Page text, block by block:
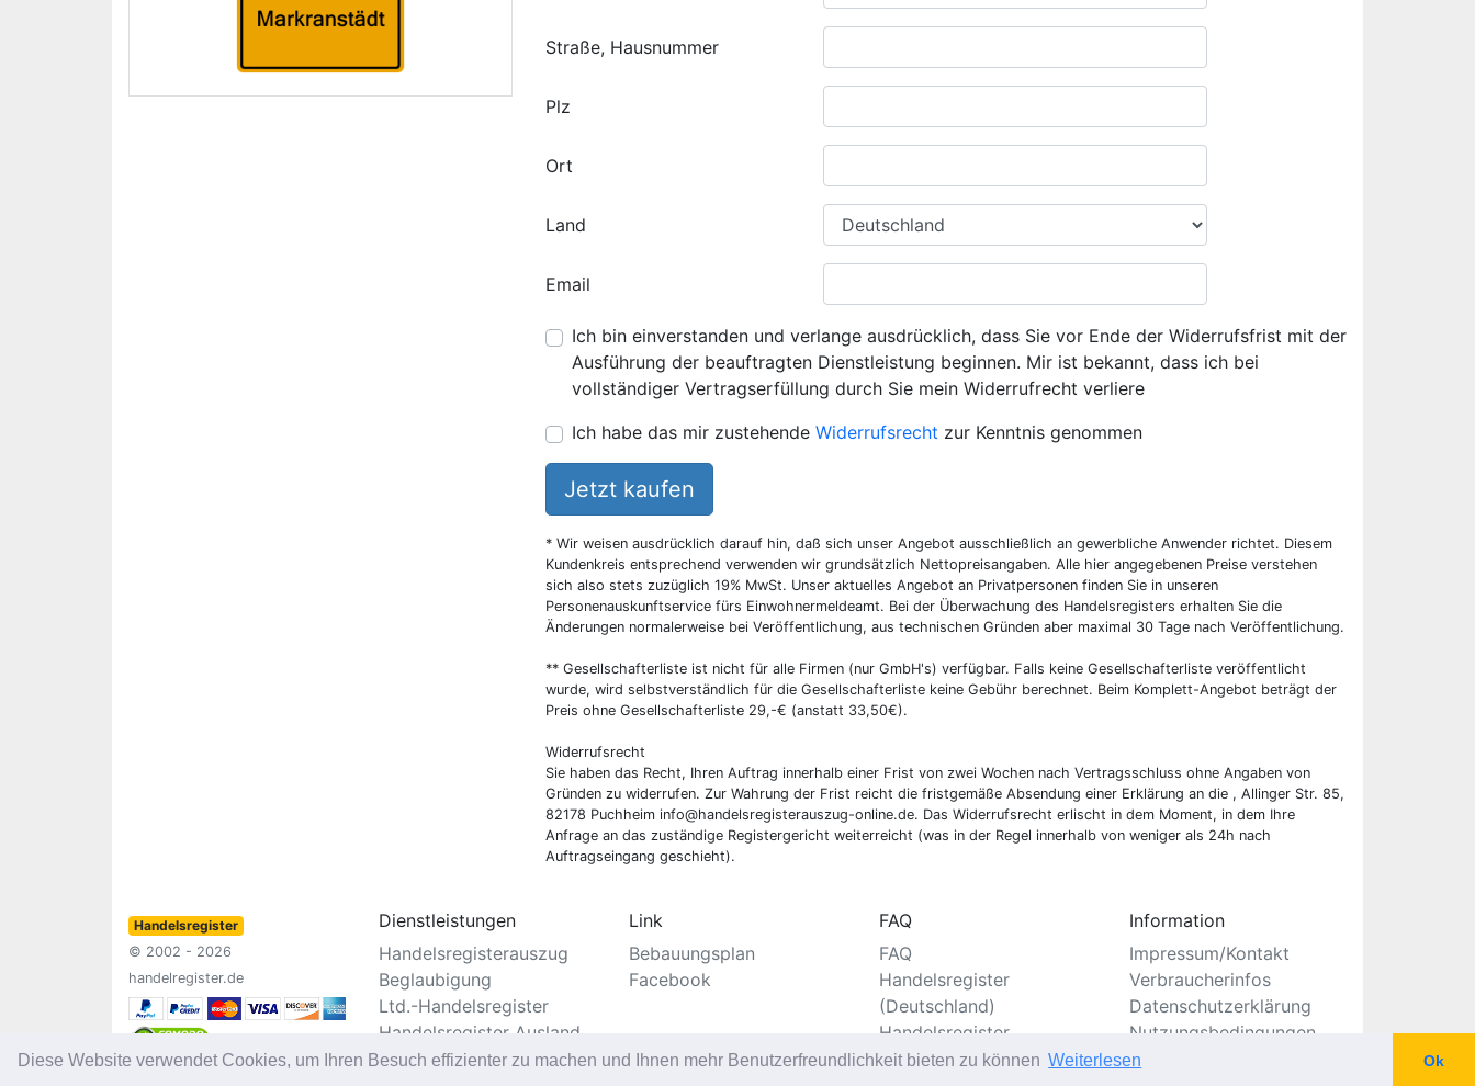
Diese Website verwendet Cookies, um Ihren Besuch effizienter zu machen und Ihnen mehr Benutzerfreundlichkeit bieten zu können Weiterlesen Ok
Straße, Hausnummer
Plz
Ort
Land
Email
Ich bin einverstanden und verlange ausdrücklich, dass Sie vor Ende der Widerrufsfrist mit der
Ausführung der beauftragten Dienstleistung beginnen. Mir ist bekannt, dass ich bei
vollständiger Vertragserfüllung durch Sie mein Widerrufrecht verliere
Ich habe das mir zustehende Widerrufsrecht zur Kenntnis genommen
Jetzt kaufen
* Wir weisen ausdrücklich darauf hin, daß sich unser Angebot ausschließlich an gewerbliche Anwender richtet. Diesem
Kundenkreis entsprechend verwenden wir grundsätzlich Nettopreisangaben. Alle hier angegebenen Preise verstehen
sich also stets zuzüglich 19% MwSt. Unser aktuelles Angebot an Privatpersonen finden Sie in unseren
Personenauskunftservice fürs Einwohnermeldeamt. Bei der Überwachung des Handelsregisters erhalten Sie die
Änderungen normalerweise bei Veröffentlichung, aus technischen Gründen aber maximal 30 Tage nach Veröffentlichung.
** Gesellschafterliste ist nicht für alle Firmen (nur GmbH's) verfügbar. Falls keine Gesellschafterliste veröffentlicht
wurde, wird selbstverständlich für die Gesellschafterliste keine Gebühr berechnet. Beim Komplett-Angebot beträgt der
Preis ohne Gesellschafterliste 29,-€ (anstatt 33,50€).
Widerrufsrecht
Sie haben das Recht, Ihren Auftrag innerhalb einer Frist von zwei Wochen nach Vertragsschluss ohne Angaben von
Gründen zu widerrufen. Zur Wahrung der Frist reicht die fristgemäße Absendung einer Erklärung an die , Allinger Str. 85,
82178 Puchheim info@handelsregisterauszug-online.de. Das Widerrufsrecht erlischt in dem Moment, in dem Ihre
Anfrage an das zuständige Registergericht weiterreicht (was in der Regel innerhalb von weniger als 24h nach
Auftragseingang geschieht).
Handelsregister
© 2002 - 2026
handelregister.de
Dienstleistungen
Handelsregisterauszug
Beglaubigung
Ltd.-Handelsregister
Handelsregister Ausland
Vereinsregister
Link
Bebauungsplan
Facebook
FAQ
FAQ
Handelsregister
(Deutschland)
Handelsregister
Information
Impressum/Kontakt
Verbraucherinfos
Datenschutzerklärung
Nutzungsbedingungen
Seitenverzeichnis